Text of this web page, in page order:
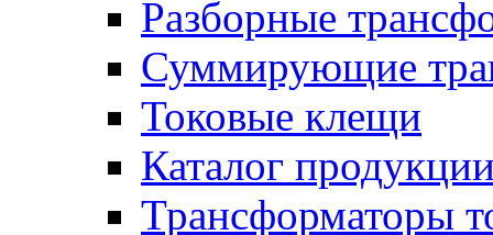
Разборные
Суммирующие
Токовые клещи
Каталог
Трансформаторы